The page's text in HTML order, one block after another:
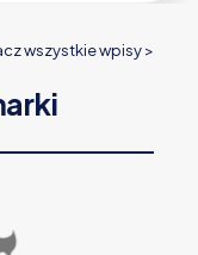
wszystkie wpisy >